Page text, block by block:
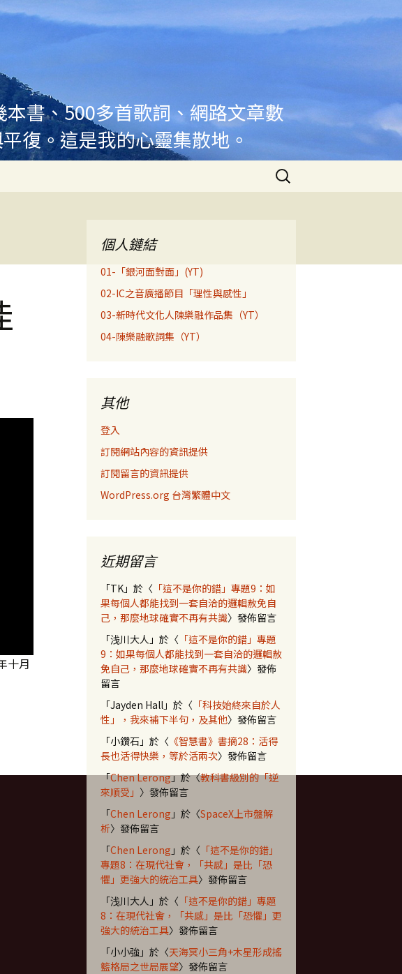
書、500多首歌詞、網路文章數
復。這是我的心靈集散地。
搜
尋
十月
個人鏈結
01-「銀河面對面」(YT)
02-IC之音廣播節目「理性與感性」
03-新時代文化人陳樂融作品集（YT）
04-陳樂融歌詞集（YT）
其他
登入
訂閱網站內容的資訊提供
訂閱留言的資訊提供
WordPress.org 台灣繁體中文
近期留言
「TK」於〈 「這不是你的錯」專題9：如
果每個人都能找到一套自洽的邏輯赦免自
己，那麼地球確實不再有共識〉發佈留言
「浅川大人 」於〈 「這不是你的錯」專題
9：如果每個人都能找到一套自洽的邏輯赦
免自己，那麼地球確實不再有共識〉發佈
留言
「Jayden Hall 」於〈 「科技始終來自於人
性」，我來補下半句，及其他〉發佈留言
「小鑽石 」於〈 《智慧書》書摘28：活得
長也活得快樂，等於活兩次〉發佈留言
「Chen Lerong」於〈教科書級別的「逆
來順受」 〉發佈留言
「Chen Lerong 」於〈SpaceX上市盤解
析〉發佈留言
「Chen Lerong 」於〈 「這不是你的錯」
專題8：在現代社會，「共感」是比「恐
懼」更強大的統治工具〉發佈留言
「浅川大人 」於〈 「這不是你的錯」專題
8：在現代社會，「共感」是比「恐懼」更
強大的統治工具〉發佈留言
「小小強 」於〈天海冥小三角+木星形成搖
籃格局之世局展望〉發佈留言